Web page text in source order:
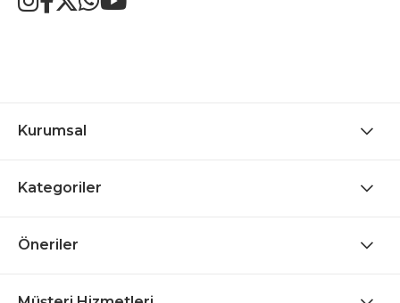
Kurumsal
Kategoriler
Öneriler